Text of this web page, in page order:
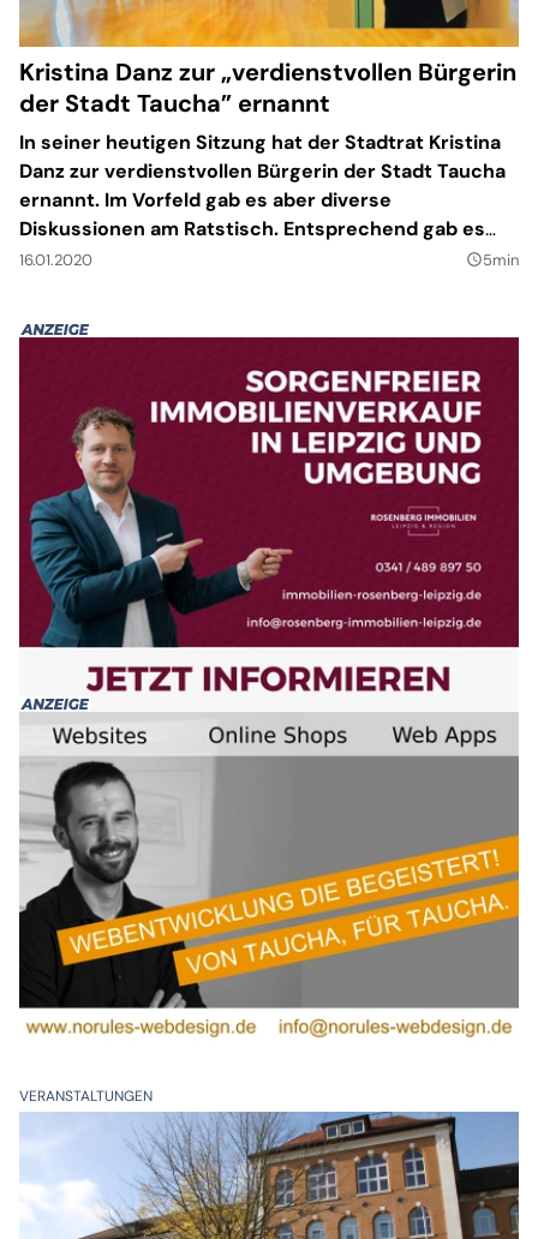
Kristina Danz zur „verdienstvollen Bürgerin
der Stadt Taucha” ernannt
In seiner heutigen Sitzung hat der Stadtrat Kristina
Danz zur verdienstvollen Bürgerin der Stadt Taucha
ernannt. Im Vorfeld gab es aber diverse
Diskussionen am Ratstisch. Entsprechend gab es
auch Gegenstimmen.
16.01.2020 query_builder5min
VERANSTALTUNGEN